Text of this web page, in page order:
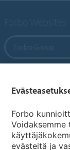
Forbo
Voidaksemme
evästeitä ja